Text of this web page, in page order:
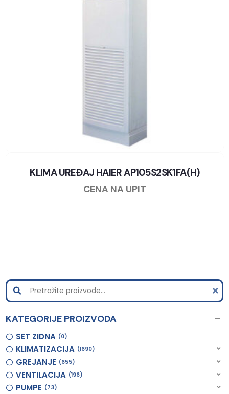
KLIMA UREĐAJ HAIER AP105S2SK1FA(H)
CENA NA UPIT
KATEGORIJE PROIZVODA
SET ZIDNA 0
KLIMATIZACIJA 1690
GREJANJE 655
VENTILACIJA 196
PUMPE 73